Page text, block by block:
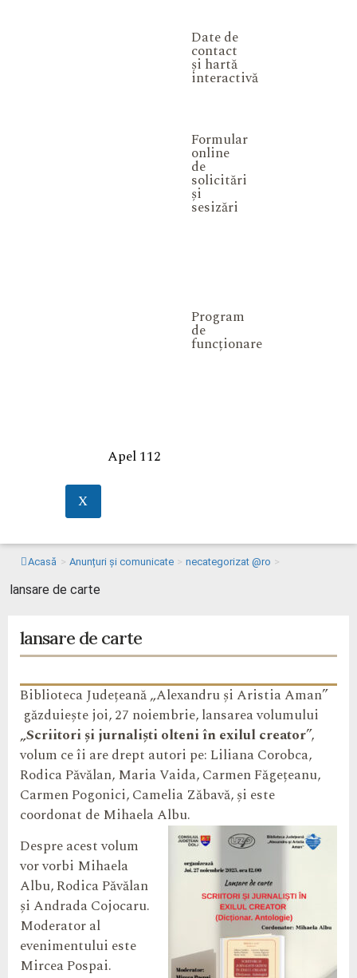
Date de
contact
și hartă
interactivă
Formular
online
de
solicitări
și
sesizări
Program
de
funcționare
Apel 112
X
Acasă > Anunțuri și comunicate > necategorizat @ro >
lansare de carte
lansare de carte
Biblioteca Județeană „Alexandru și Aristia Aman”
găzduiește joi, 27 noiembrie, lansarea volumului
„Scriitori și jurnaliști olteni în exilul creator”,
volum ce îi are drept autori pe: Liliana Corobca,
Rodica Păvălan, Maria Vaida, Carmen Făgețeanu,
Carmen Pogonici, Camelia Zăbavă, și este
coordonat de Mihaela Albu.
Despre acest volum
vor vorbi Mihaela
Albu, Rodica Păvălan
și Andrada Cojocaru.
Moderator al
evenimentului este
Mircea Pospai.